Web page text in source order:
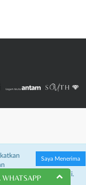
Saya Menerima
cookie kami.